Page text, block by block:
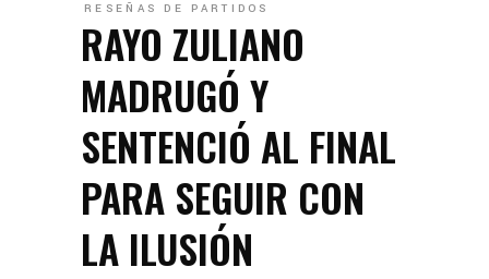
RESEÑAS DE PARTIDOS
RAYO ZULIANO
MADRUGÓ Y
SENTENCIÓ AL FINAL
PARA SEGUIR CON
LA ILUSIÓN